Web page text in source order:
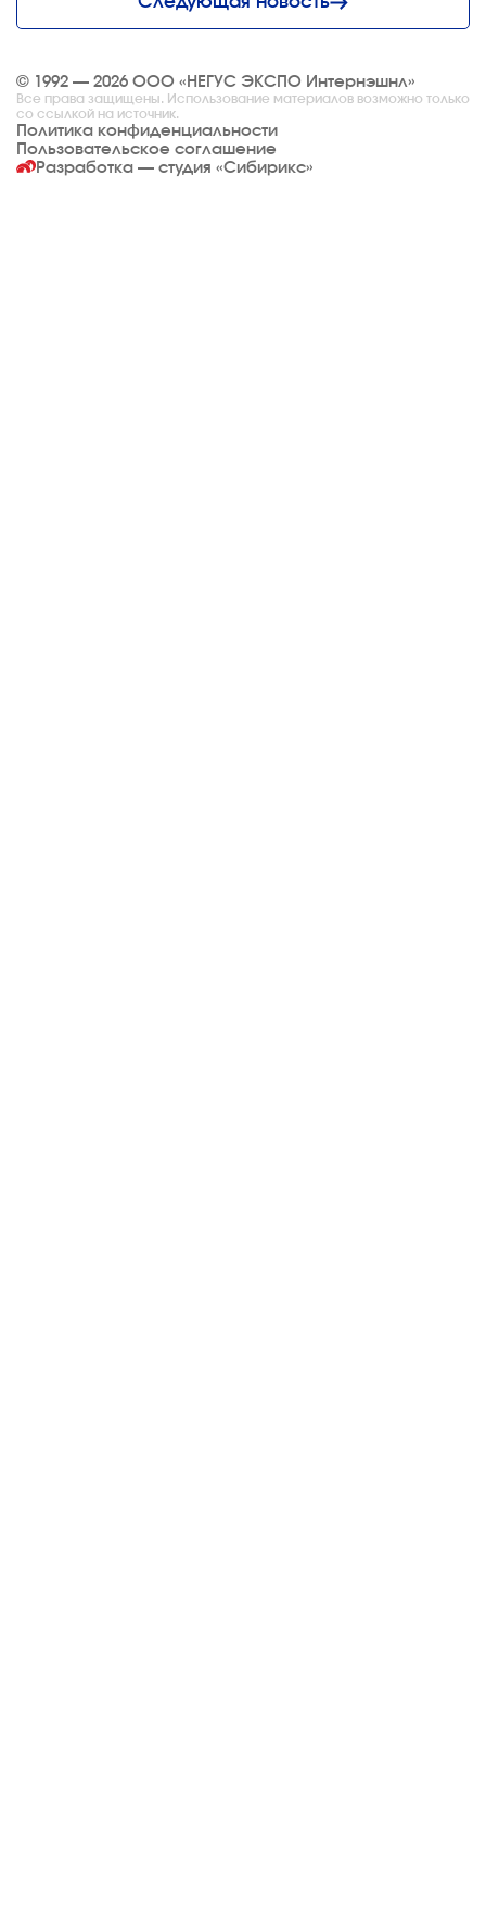
© 1992 — 2026 ООО «НЕГУС ЭКСПО Интернэшнл»
Все права защищены. Использование материалов возможно только
со ссылкой на источник.
Политика конфиденциальности
Пользовательское соглашение
Разработка — студия «Сибирикс»